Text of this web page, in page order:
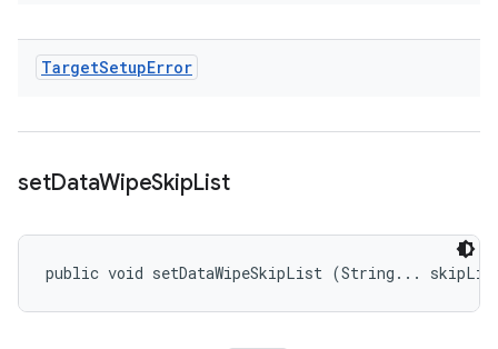
TargetSetupError
setDataWipeSkipList
public void setDataWipeSkipList (String...